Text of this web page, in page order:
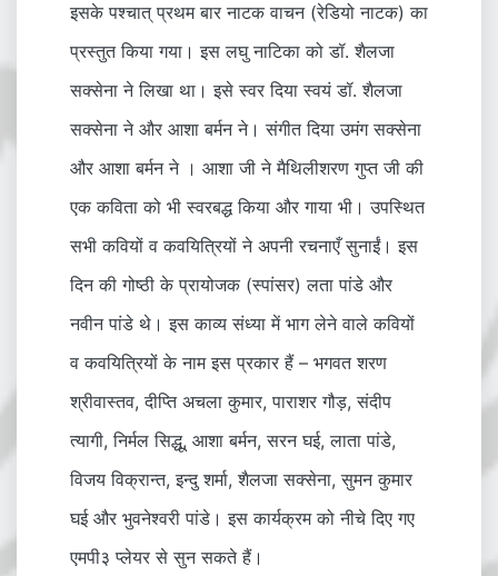
इसके पश्चात् प्रथम बार नाटक वाचन (रेडियो नाटक) का
प्रस्तुत किया गया। इस लघु नाटिका को डॉ. शैलजा
सक्सेना ने लिखा था। इसे स्वर दिया स्वयं डॉ. शैलजा
सक्सेना ने और आशा बर्मन ने। संगीत दिया उमंग सक्सेना
और आशा बर्मन ने । आशा जी ने मैथिलीशरण गुप्त जी की
एक कविता को भी स्वरबद्ध किया और गाया भी। उपस्थित
सभी कवियों व कवयित्रियों ने अपनी रचनाएँ सुनाईं। इस
दिन की गोष्ठी के प्रायोजक (स्पांसर) लता पांडे और
नवीन पांडे थे। इस काव्य संध्या में भाग लेने वाले कवियों
व कवयित्रियों के नाम इस प्रकार हैं – भगवत शरण
श्रीवास्तव, दीप्ति अचला कुमार, पाराशर गौड़, संदीप
त्यागी, निर्मल सिद्धू, आशा बर्मन, सरन घई, लाता पांडे,
विजय विक्रान्त, इन्दु शर्मा, शैलजा सक्सेना, सुमन कुमार
घई और भुवनेश्वरी पांडे। इस कार्यक्रम को नीचे दिए गए
एमपी३ प्लेयर से सुन सकते हैं।